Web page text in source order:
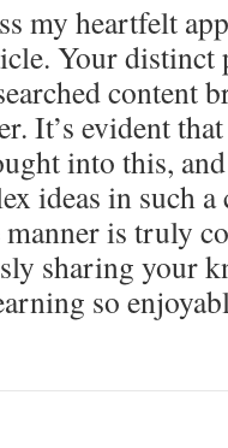
my heartfelt
Your distinct
content
It’s evident
into this,
ideas in such a
is truly
sharing your
so